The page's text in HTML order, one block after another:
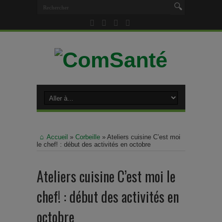
Accueil » Corbeille » Ateliers cuisine C’est moi
le chef! : début des activités en octobre
Ateliers cuisine C’est moi le
chef! : début des activités en
octobre